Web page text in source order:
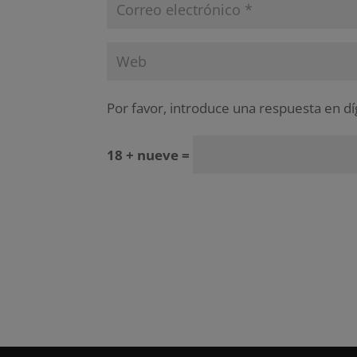
Por favor, introduce una respuesta en
18 + nueve =